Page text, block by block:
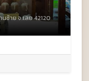
ซ้าย จ.เลย 42120